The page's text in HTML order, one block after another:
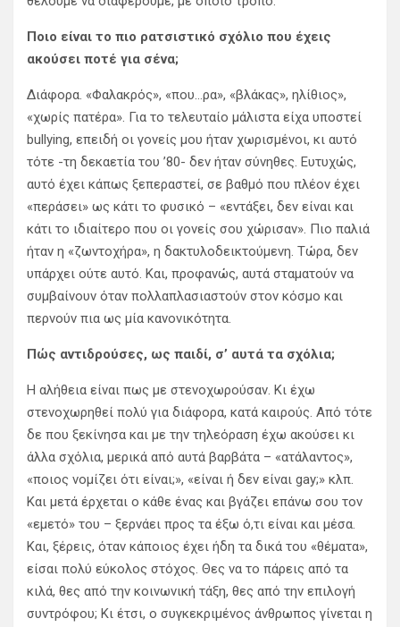
Ποιο είναι το πιο ρατσιστικό σχόλιο που έχεις
ακούσει ποτέ για σένα;
Διάφορα. «Φαλακρός», «που…ρα», «βλάκας», ηλίθιος»,
«χωρίς πατέρα». Για το τελευταίο μάλιστα είχα υποστεί
bullying, επειδή οι γονείς μου ήταν χωρισμένοι, κι αυτό
τότε -τη δεκαετία του ’80- δεν ήταν σύνηθες. Ευτυχώς,
αυτό έχει κάπως ξεπεραστεί, σε βαθμό που πλέον έχει
«περάσει» ως κάτι το φυσικό – «εντάξει, δεν είναι και
κάτι το ιδιαίτερο που οι γονείς σου χώρισαν». Πιο παλιά
ήταν η «ζωντοχήρα», η δακτυλοδεικτούμενη. Τώρα, δεν
υπάρχει ούτε αυτό. Και, προφανώς, αυτά σταματούν να
συμβαίνουν όταν πολλαπλασιαστούν στον κόσμο και
περνούν πια ως μία κανονικότητα.
Πώς αντιδρούσες, ως παιδί, σ’ αυτά τα σχόλια;
Η αλήθεια είναι πως με στενοχωρούσαν. Κι έχω
στενοχωρηθεί πολύ για διάφορα, κατά καιρούς. Από τότε
δε που ξεκίνησα και με την τηλεόραση έχω ακούσει κι
άλλα σχόλια, μερικά από αυτά βαρβάτα – «ατάλαντος»,
«ποιος νομίζει ότι είναι;», «είναι ή δεν είναι gay;» κλπ.
Και μετά έρχεται ο κάθε ένας και βγάζει επάνω σου τον
«εμετό» του – ξερνάει προς τα έξω ό,τι είναι και μέσα.
Και, ξέρεις, όταν κάποιος έχει ήδη τα δικά του «θέματα»,
είσαι πολύ εύκολος στόχος. Θες να το πάρεις από τα
κιλά, θες από την κοινωνική τάξη, θες από την επιλογή
συντρόφου; Κι έτσι, ο συγκεκριμένος άνθρωπος γίνεται η